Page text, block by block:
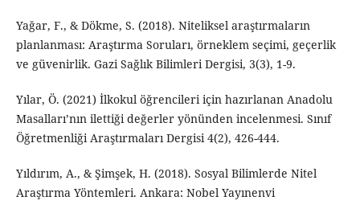
Yağar, F., & Dökme, S. (2018). Niteliksel araştırmaların
planlanması: Araştırma Soruları, örneklem seçimi, geçerlik
ve güvenirlik. Gazi Sağlık Bilimleri Dergisi, 3(3), 1-9.
Yılar, Ö. (2021) İlkokul öğrencileri için hazırlanan Anadolu
Masalları’nın ilettiği değerler yönünden incelenmesi. Sınıf
Öğretmenliği Araştırmaları Dergisi 4(2), 426-444.
Yıldırım, A., & Şimşek, H. (2018). Sosyal Bilimlerde Nitel
Araştırma Yöntemleri. Ankara: Nobel Yayınenvi